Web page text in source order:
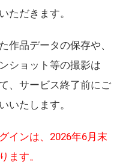
ただきます。
作品データの保存や、
ショット等の撮影は
、サービス終了前にご
いたします。
インは、2026年6月末
ます。